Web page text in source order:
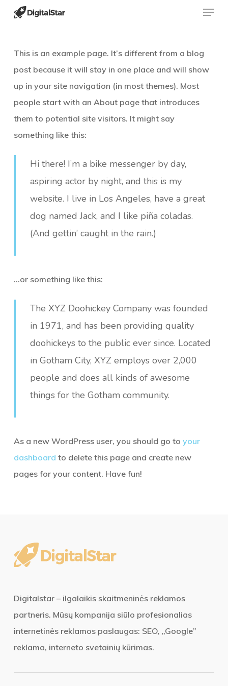
content
Menu
This is an example page. It’s different from a blog
post because it will stay in one place and will show
up in your site navigation (in most themes). Most
people start with an About page that introduces
them to potential site visitors. It might say
something like this:
Hi there! I’m a bike messenger by day,
aspiring actor by night, and this is my
website. I live in Los Angeles, have a great
dog named Jack, and I like piña coladas.
(And gettin’ caught in the rain.)
…or something like this:
The XYZ Doohickey Company was founded
in 1971, and has been providing quality
doohickeys to the public ever since. Located
in Gotham City, XYZ employs over 2,000
people and does all kinds of awesome
things for the Gotham community.
As a new WordPress user, you should go to your
dashboard to delete this page and create new
pages for your content. Have fun!
Digitalstar – ilgalaikis skaitmeninės reklamos
partneris. Mūsų kompanija siūlo profesionalias
internetinės reklamos paslaugas: SEO, „Google”
reklama, interneto svetainių kūrimas.